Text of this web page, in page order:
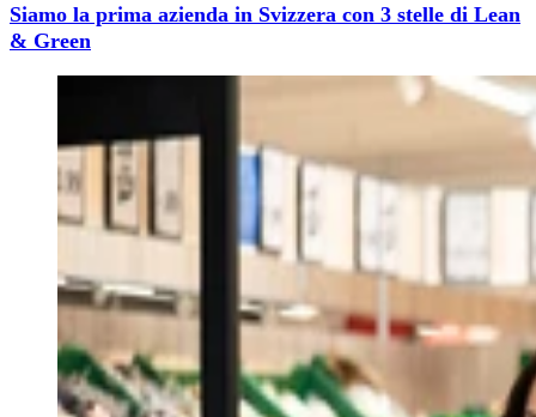
Siamo la prima azienda in Svizzera con 3 stelle di Lean
& Green